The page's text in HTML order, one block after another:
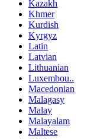
Kazakh
Khmer
Kurdish
Kyrgyz
Latin
Latvian
Lithuanian
Luxembou..
Macedonian
Malagasy
Malay
Malayalam
Maltese